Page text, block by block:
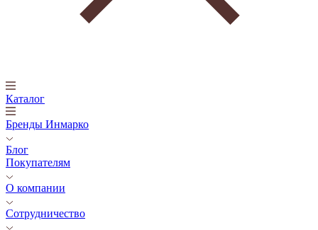
Каталог
Бренды Инмарко
Блог
Покупателям
О компании
Сотрудничество